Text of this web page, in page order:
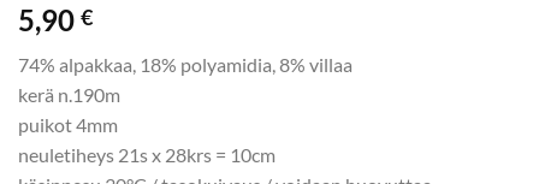
5,90 €
74% alpakkaa, 18% polyamidia, 8% villaa
kerä n.190m
puikot 4mm
neuletiheys 21s x 28krs = 10cm